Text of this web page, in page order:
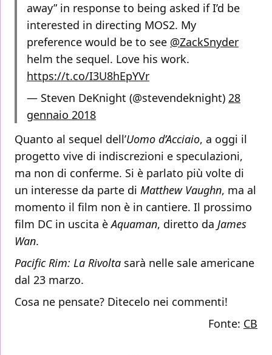
away” in response to being asked if I’d be
interested in directing MOS2. My
preference would be to see @ZackSnyder
helm the sequel. Love his work.
https://t.co/I3U8hEpYVr
— Steven DeKnight (@stevendeknight) 28
gennaio 2018
Quanto al sequel dell’Uomo d’Acciaio, a oggi il
progetto vive di indiscrezioni e speculazioni,
ma non di conferme. Si è parlato più volte di
un interesse da parte di Matthew Vaughn, ma al
momento il film non è in cantiere. Il prossimo
film DC in uscita èAquaman, diretto da James
Wan.
Pacific Rim: La Rivolta sarà nelle sale americane
dal 23 marzo.
Cosa ne pensate? Ditecelo nei commenti!
Fonte: CB